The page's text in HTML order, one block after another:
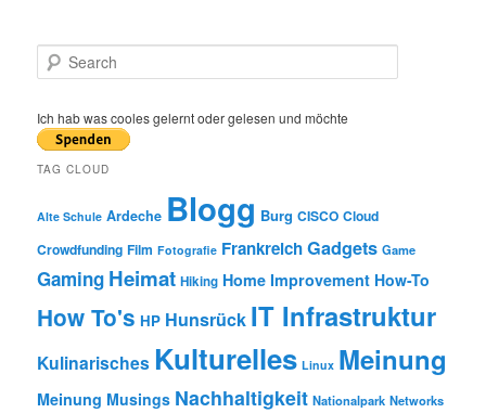
e
r
c
Ich hab was cooles gelernt oder gelesen und möchte
TAG CLOUD
Alte Schule Ardeche Blogg Burg CISCO Cloud
Crowdfunding Film Fotografie FrankreichGadgets Game
Gaming Heimat Hiking Home Improvement How-To
How To's HP Hunsrück IT Infrastruktur
Kulinarisches Kulturelles Linux Meinung
Meinung Musings Nachhaltigkeit Nationalpark Networks